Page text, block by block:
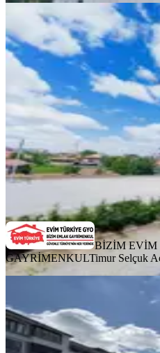
Bizim
Çumra,
3+1· 140 m²·
2.150.000 ₺
BİZİM EVİM EMLAK
BİZİM EVİM
GAYRİMENKULTimur Selçuk
Divan
Daire 220
Çumra, Okçu